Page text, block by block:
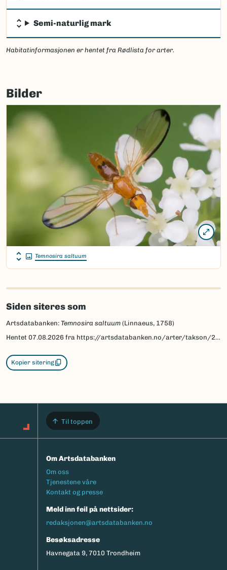
Semi-naturlig mark
Habitatinformasjonen er hentet fra Rødlista for arter.
Bilder
Temnosira saltuum
Siden siteres som
Artsdatabanken: Temnosira saltuum (Linnaeus, 1758)
Hentet 07.08.2026 fra https://artsdatabanken.no/arter/takson/21071
Kopier sitering
Til toppen
Om Artsdatabanken
Footermeny
Om oss
Tjenestene våre
Kontakt og presse
Meld inn feil på nettsider:
redaksjonen@artsdatabanken.no
Besøksadresse
Havnegata 9, 7010 Trondheim